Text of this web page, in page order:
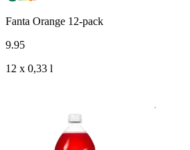
Fanta Orange 12-pack
9.95
12 x 0,33 l